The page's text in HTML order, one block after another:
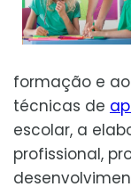
formação e
técnicas de
escolar, a
profissional,